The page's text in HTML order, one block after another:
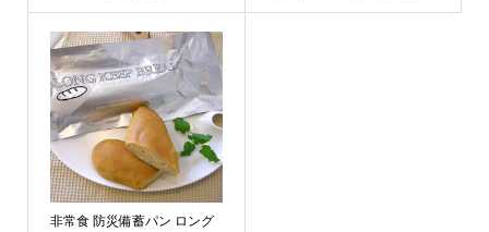
非常食 防災備蓄パン ロング